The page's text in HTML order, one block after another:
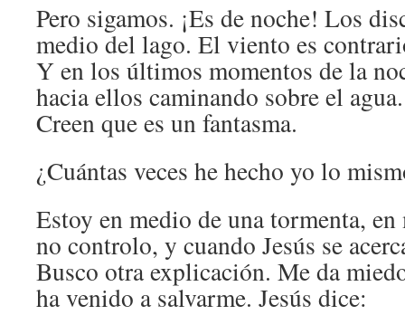
Pero sigamos. ¡Es de noche! Los
medio del lago. El viento es
Y en los últimos momentos de la
hacia ellos caminando sobre el
Creen que es un fantasma.
¿Cuántas veces he hecho yo lo
Estoy en medio de una tormenta,
no controlo, y cuando Jesús se
Busco otra explicación. Me da
ha venido a salvarme. Jesús dice: